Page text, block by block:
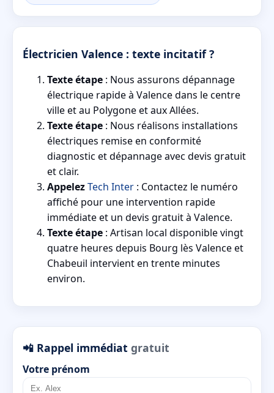
Électricien Valence : texte incitatif ?
Texte étape : Nous assurons dépannage
électrique rapide à Valence dans le centre
ville et au Polygone et aux Allées.
Texte étape : Nous réalisons installations
électriques remise en conformité
diagnostic et dépannage avec devis gratuit
et clair.
AppelezTech Inter : Contactez le numéro
affiché pour une intervention rapide
immédiate et un devis gratuit à Valence.
Texte étape : Artisan local disponible vingt
quatre heures depuis Bourg lès Valence et
Chabeuil intervient en trente minutes
environ.
📲 Rappel immédiat gratuit
Votre prénom